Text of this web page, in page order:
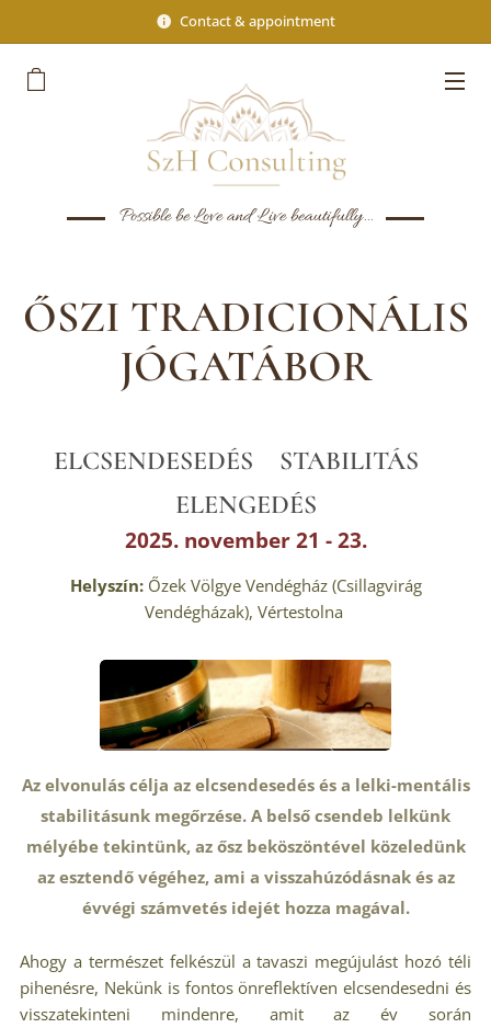
Contact & appointment
Possible be Love and Live beautifully...
ŐSZI TRADICIONÁLIS
JÓGATÁBOR
ELCSENDESEDÉS STABILITÁS
ELENGEDÉS
2025. november 21 - 23.
Helyszín: Őzek Völgye Vendégház (Csillagvirág
Vendégházak), Vértestolna
Az elvonulás célja az elcsendesedés és a lelki-mentális
stabilitásunk megőrzése. A belső csendeb lelkünk
mélyébe tekintünk, az ősz beköszöntével közeledünk
az esztendő végéhez, ami a visszahúzódásnak és az
évvégi számvetés idejét hozza magával.
Ahogy a természet felkészül a tavaszi megújulást hozó téli
pihenésre, Nekünk is fontos önreflektíven elcsendesedni és
visszatekinteni mindenre, amit az év során